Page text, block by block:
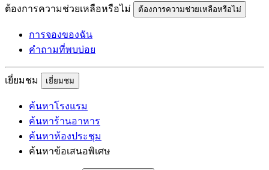
ต้องการความช่วยเหลือหรือไม่
ต้องการความช่วยเหลือหรือไม่
การจองของฉัน
คำถามที่พบบ่อย
เยี่ยมชม เยี่ยมชม
ค้นหาโรงแรม
ค้นหาร้านอาหาร
ค้นหาห้องประชุม
ค้นหาข้อเสนอพิเศษ